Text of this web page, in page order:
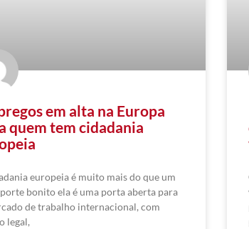
em alta na Europa
quem tem cidadania
europeia é muito mais do que um
bonito ela é uma porta aberta para
de trabalho internacional, com
legal,